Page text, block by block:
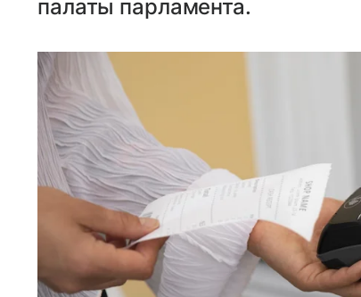
палаты парламента.